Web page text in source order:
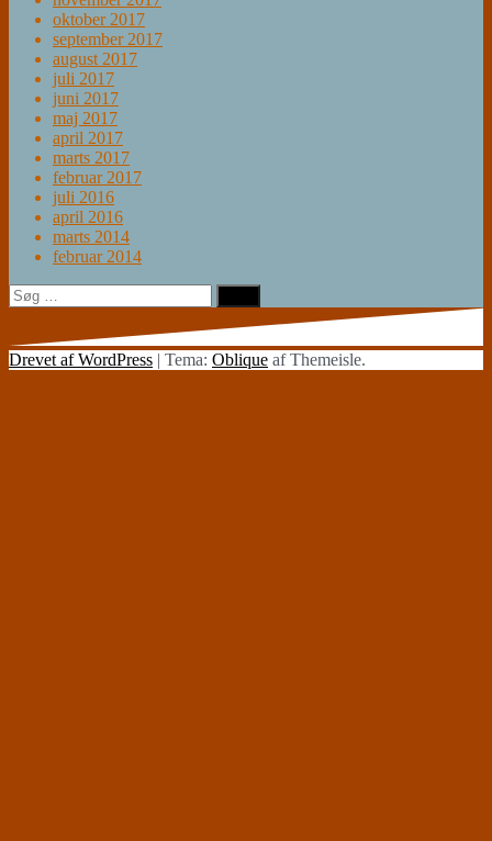
oktober 2017
september 2017
august 2017
juli 2017
juni 2017
maj 2017
april 2017
marts 2017
februar 2017
juli 2016
april 2016
marts 2014
februar 2014
Søg
efter:
Drevet af WordPress | Tema: Oblique af Themeisle.